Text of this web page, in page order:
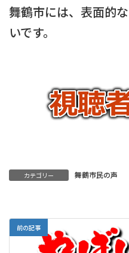
舞鶴市には、表面的
いです。
カテゴリー 舞鶴市民の声
前の記事